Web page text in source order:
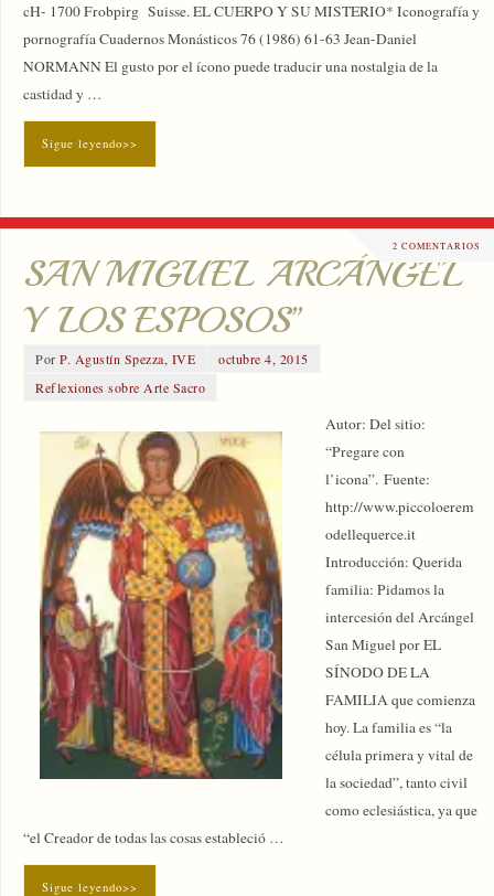
cH- 1700 Frobpirg Suisse. EL CUERPO Y SU MISTERIO* Iconografía y
pornografía Cuadernos Monásticos 76 (1986) 61-63 Jean-Daniel
NORMANN El gusto por el ícono puede traducir una nostalgia de la
castidad y …
Sigue leyendo>>
2 COMENTARIOS
SAN MIGUEL ARCÁNGEL
Y LOS ESPOSOS”
PorP. Agustín Spezza, IVE
octubre 4, 2015
Reflexiones sobre Arte Sacro
Autor: Del sitio:
“Pregare con
l’icona”. Fuente:
http://www.piccoloerem
odellequerce.it
Introducción: Querida
familia: Pidamos la
intercesión del Arcángel
San Miguel por EL
SÍNODO DE LA
FAMILIA que comienza
hoy. La familia es “la
célula primera y vital de
la sociedad”, tanto civil
como eclesiástica, ya que
“el Creador de todas las cosas estableció …
Sigue leyendo>>